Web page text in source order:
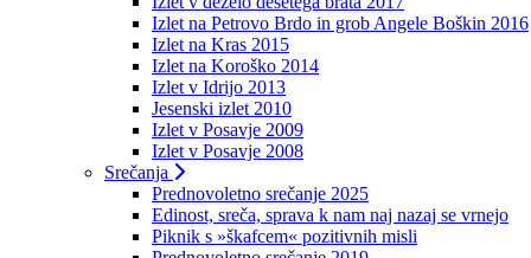
Izlet na Petrovo Brdo in grob Angele Boškin 2016
Izlet na Kras 2015
Izlet na Koroško 2014
Izlet v Idrijo 2013
Jesenski izlet 2010
Izlet v Posavje 2009
Izlet v Posavje 2008
Srečanja
Prednovoletno srečanje 2025
Edinost, sreča, sprava k nam naj nazaj se vrnejo
Piknik s »škafcem« pozitivnih misli